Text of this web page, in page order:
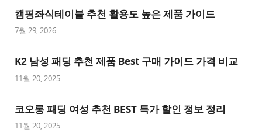
이
트
천
사
트
1
캠핑좌식테이블 추천 활용도 높은 제품 가이드
7월 29, 2026
K2 남성 패딩 추천 제품 Best 구매 가이드 가격 비교
11월 20, 2025
코오롱 패딩 여성 추천 BEST 특가 할인 정보 정리
11월 20, 2025